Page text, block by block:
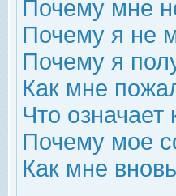
Почему мне
Почему я не
Почему я
Как мне
Что
Почему мое
Как мне